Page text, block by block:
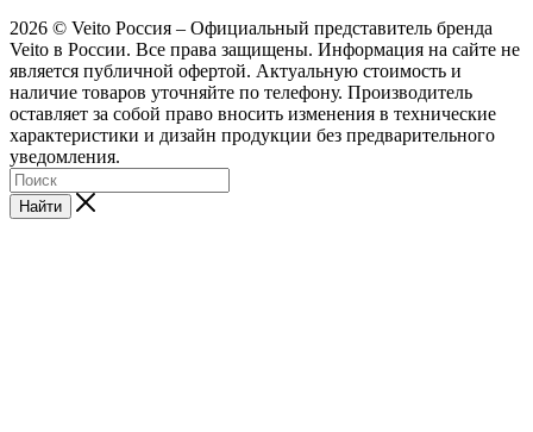
2026 © Veito Россия – Официальный представитель бренда
Veito в России. Все права защищены. Информация на сайте не
является публичной офертой. Актуальную стоимость и
наличие товаров уточняйте по телефону. Производитель
оставляет за собой право вносить изменения в технические
характеристики и дизайн продукции без предварительного
уведомления.
Найти